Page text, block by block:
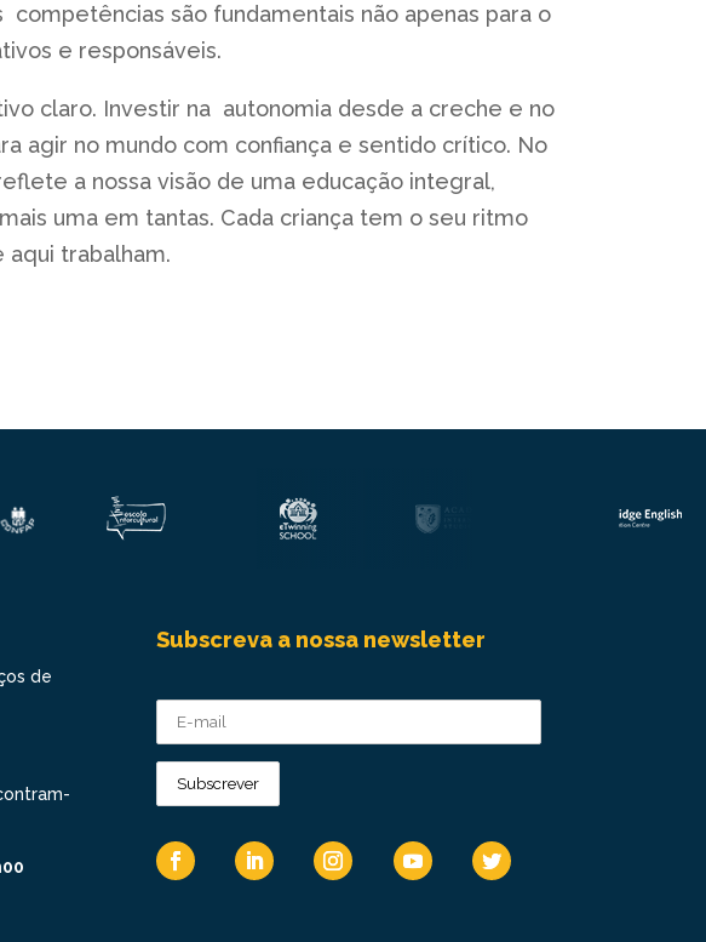
são fundamentais não apenas para o
e responsáveis.
claro. Investir na autonomia desde a creche e no
agir no mundo com confiança e sentido crítico. No
a nossa visão de uma educação integral,
uma em tantas. Cada criança tem o seu ritmo
trabalham.
de
Subscreva a nossa newsletter